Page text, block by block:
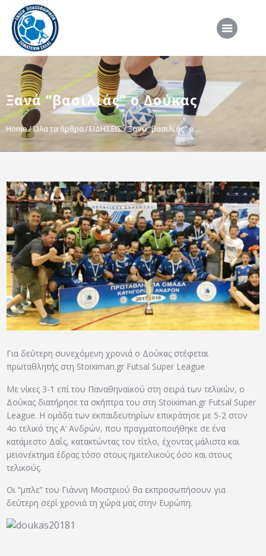
Ξανά “βασιλιάς” ο Δούκας
Home Όλα τα άρθρα ΕΙΔΗΣΕΙΣ Ξανά “βασιλιάς” ο...
ΑΡΧΙΚΗ
ΕΠΣΣ
ΔΙΟΡΓΑΝΩΣΕΙΣ
ΠΡΟΕΘΝΙΚΕΣ ΟΜΑΔΕΣ
ΝΕΑ
ΣΥΝΕΝΤΕΥΞΕΙΣ
VIDEO
ΧΡΗΣΙΜΑ
ΑΡΧΕΙΟ
ΕΠΙΚΟΙΝΩΝΙΑ
Για δεύτερη συνεχόμενη χρονιά ο Δούκας στέφεται
πρωταθλητής στη Stoiximan.gr Futsal Super League
Με νίκες 3-1 επί του Παναθηναϊκού στη σειρά των τελικών, ο
Δούκας διατήρησε τα σκήπτρα του στη Stoiximan.gr Futsal Super
League. Η ομάδα των εκπαιδευτηρίων επικράτησε με 5-2 στον
4ο τελικό της Α’ Ανδρών, που πραγματοποιήθηκε σε ένα
κατάμεστο Δαΐς, κατακτώντας τον τίτλο, έχοντας μάλιστα και
μειονέκτημα έδρας τόσο στους ημιτελικούς όσο και στους
τελικούς.
Οι “μπλε” του Γιάννη Μοστριού θα εκπροσωπήσουν για
δεύτερη σερί χρονιά τη χώρα μας στην Ευρώπη.